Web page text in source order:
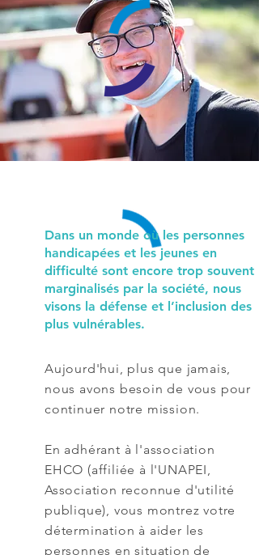
Dans un monde où les personnes
handicapées et les jeunes en
difficulté sont encore trop souvent
marginalisés par la société, nous
visons la défense et l’inclusion des
plus vulnérables.
Aujourd'hui, plus que jamais,
nous avons besoin de vous pour
continuer notre mission.
En adhérant à l'association
EHCO (affiliée à l'UNAPEI,
Association reconnue d'utilité
publique), vous montrez votre
détermination à aider les
personnes en situation de